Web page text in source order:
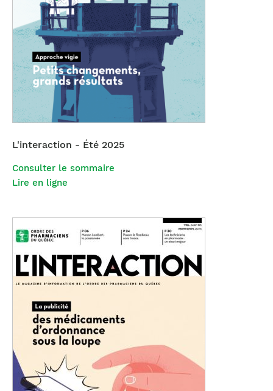
L'interaction - Été 2025
Consulter le sommaire
Lire en ligne